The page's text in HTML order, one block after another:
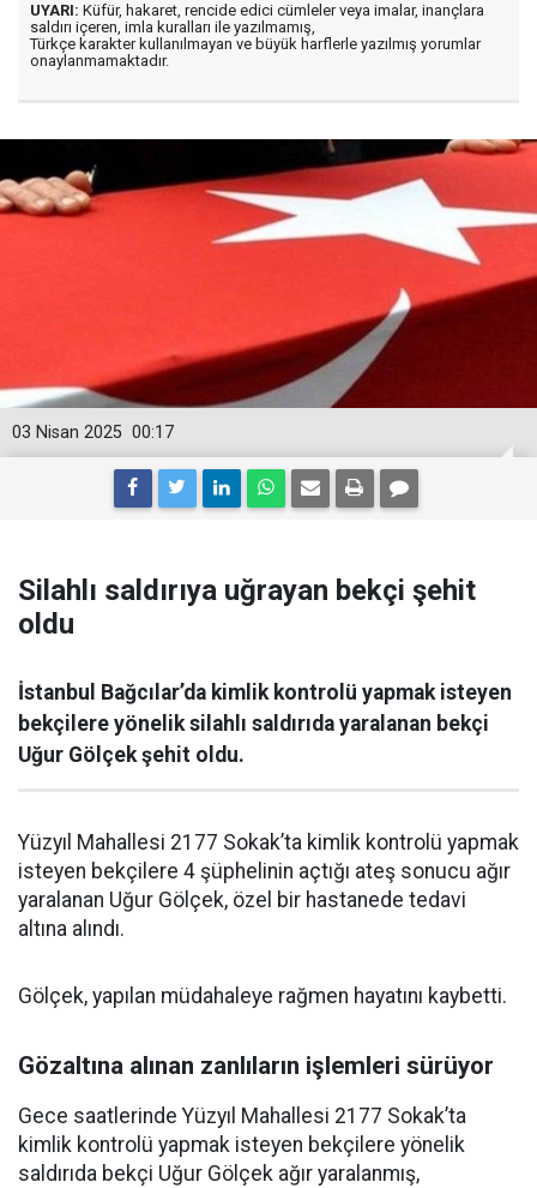
UYARI: Küfür, hakaret, rencide edici cümleler veya imalar, inançlara
saldırı içeren, imla kuralları ile yazılmamış,
Türkçe karakter kullanılmayan ve büyük harflerle yazılmış yorumlar
onaylanmamaktadır.
00:17
03 Nisan 2025
Silahlı saldırıya uğrayan bekçi şehit
oldu
İstanbul Bağcılar’da kimlik kontrolü yapmak isteyen
bekçilere yönelik silahlı saldırıda yaralanan bekçi
Uğur Gölçek şehit oldu.
Yüzyıl Mahallesi 2177 Sokak’ta kimlik kontrolü yapmak
isteyen bekçilere 4 şüphelinin açtığı ateş sonucu ağır
yaralanan Uğur Gölçek, özel bir hastanede tedavi
altına alındı.
Gölçek, yapılan müdahaleye rağmen hayatını kaybetti.
Gözaltına alınan zanlıların işlemleri sürüyor
Gece saatlerinde Yüzyıl Mahallesi 2177 Sokak’ta
kimlik kontrolü yapmak isteyen bekçilere yönelik
saldırıda bekçi Uğur Gölçek ağır yaralanmış,